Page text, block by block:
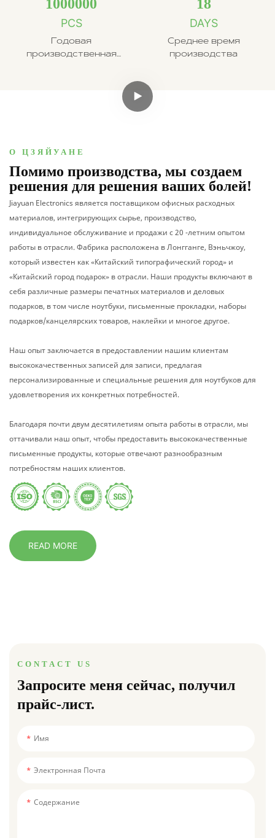
1000000
PCS
Годовая
производственная
18
DAYS
Среднее время
производства
О ЦЗЯЙУАНЕ
Помимо производства, мы создаем
решения для решения ваших болей!
Jiayuan Electronics является поставщиком офисных расходных
материалов, интегрирующих сырье, производство,
индивидуальное обслуживание и продажи с 20 -летним опытом
работы в отрасли. Фабрика расположена в Лонгганге, Вэньчжоу,
который известен как «Китайский типографический город» и
«Китайский город подарок» в отрасли. Наши продукты включают в
себя различные размеры печатных материалов и деловых
подарков, в том числе ноутбуки, письменные прокладки, наборы
подарков/канцелярских товаров, наклейки и многое другое.
Наш опыт заключается в предоставлении нашим клиентам
высококачественных записей для записи, предлагая
персонализированные и специальные решения для ноутбуков для
удовлетворения их конкретных потребностей.
Благодаря почти двум десятилетиям опыта работы в отрасли, мы
оттачивали наш опыт, чтобы предоставить высококачественные
письменные продукты, которые отвечают разнообразным
потребностям наших клиентов.
READ MORE
CONTACT US
Запросите меня сейчас, получил
прайс-лист.
Имя
Электронная Почта
Содержание